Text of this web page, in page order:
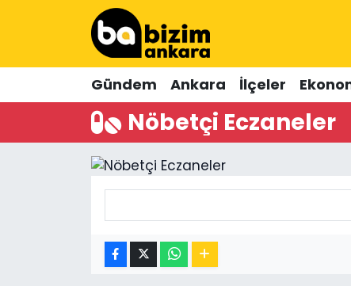
Gündem Ankara İlçeler
Nöbetçi Eczaneler
Hava Durumu
Trafik Durumu
Süper Lig Puan Durumu ve Fikstür
Son Dakika Haberleri
Haber Arşivi